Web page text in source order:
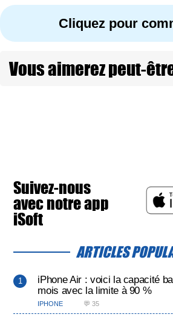
Cliquez pour
Vous aimerez peut-
Suivez-nous
avec notre app
iSoft
ARTICLES
iPhone Air : voici la capacité
mois avec la limite à 90 %
IPHONE 💬 35